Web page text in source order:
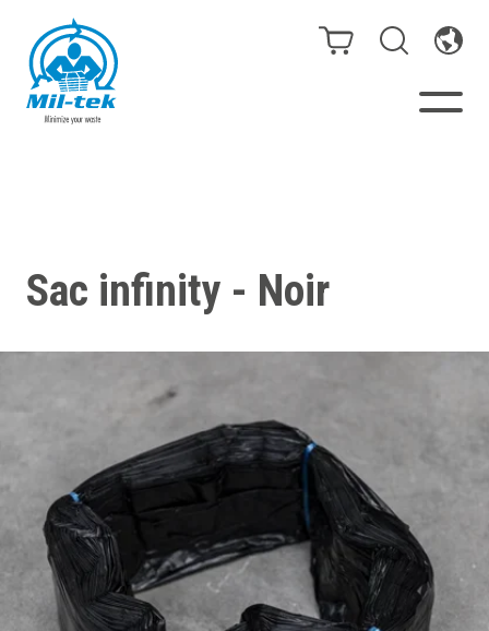
Webshop
Matériaux
Cas clients
À propos de Mil-tek
Contact
Sac infinity - Noir